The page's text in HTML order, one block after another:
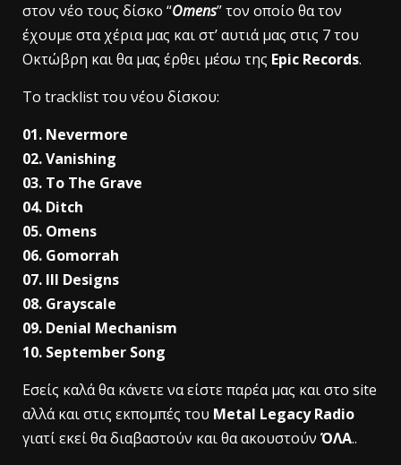
στον νέο τους δίσκο “Omens” τον οποίο θα τον
έχουμε στα χέρια μας και στ’ αυτιά μας στις 7 του
Οκτώβρη και θα μας έρθει μέσω της Epic Records.
Το tracklist του νέου δίσκου:
01. Nevermore
02. Vanishing
03. To The Grave
04. Ditch
05. Omens
06. Gomorrah
07. Ill Designs
08. Grayscale
09. Denial Mechanism
10. September Song
Εσείς καλά θα κάνετε να είστε παρέα μας και στο site
αλλά και στις εκπομπές του Metal Legacy Radio
γιατί εκεί θα διαβαστούν και θα ακουστούν ΌΛΑ..